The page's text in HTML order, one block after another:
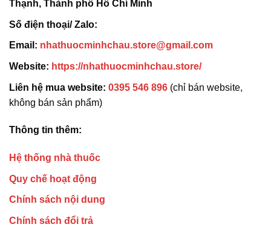
Thạnh, Thành phố Hồ Chí Minh
Số điện thoại/ Zalo:
Email: nhathuocminhchau.store@gmail.com
Website: https://nhathuocminhchau.store/
Liên hệ mua website: 0395 546 896 (chỉ bán website,
không bán sản phẩm)
Thông tin thêm:
Hệ thống nhà thuốc
Quy chế hoạt động
Chính sách nội dung
Chính sách đổi trả